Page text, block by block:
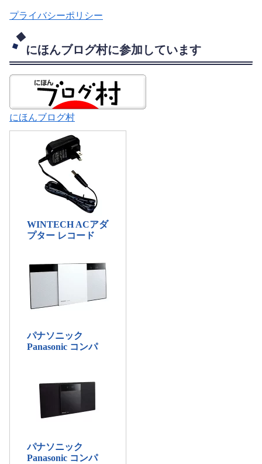
プライバシーポリシー
にほんブログ村に参加しています
にほんブログ村